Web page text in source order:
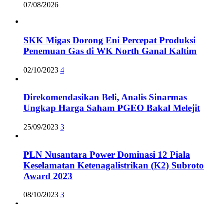
07/08/2026
SKK Migas Dorong Eni Percepat Produksi
Penemuan Gas di WK North Ganal Kaltim
02/10/2023 4
Direkomendasikan Beli, Analis Sinarmas
Ungkap Harga Saham PGEO Bakal Melejit
25/09/2023 3
PLN Nusantara Power Dominasi 12 Piala
Keselamatan Ketenagalistrikan (K2) Subroto
Award 2023
08/10/2023 3